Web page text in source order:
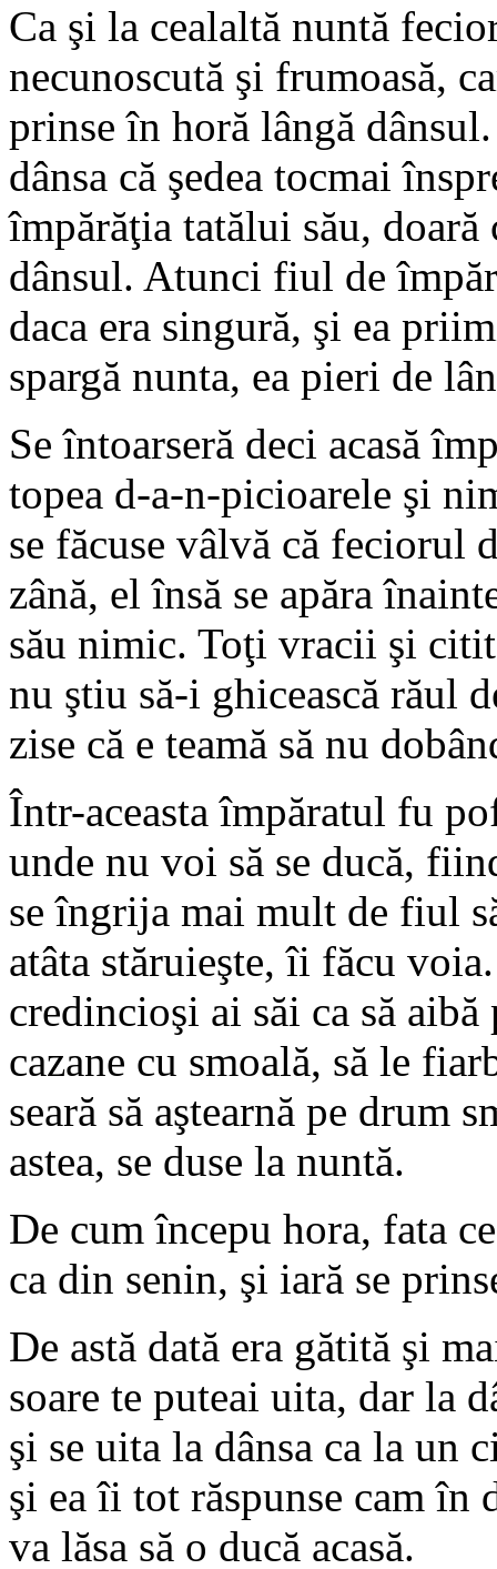
Ca şi la cealaltă nuntă
necunoscută şi frumoasă,
prinse în horă lângă
dânsa că şedea tocmai
împărăţia tatălui său, doară
dânsul. Atunci fiul de
daca era singură, şi ea
spargă nunta, ea pieri de
Se întoarseră deci acasă
topea d-a-n-picioarele şi
se făcuse vâlvă că feciorul
zână, el însă se apăra
său nimic. Toţi vracii şi
nu ştiu să-i ghicească răul
zise că e teamă să nu
Într-aceasta împăratul fu
unde nu voi să se ducă,
se îngrija mai mult de fiul
atâta stăruieşte, îi făcu
credincioşi ai săi ca să
cazane cu smoală, să le
seară să aştearnă pe drum
astea, se duse la nuntă.
De cum începu hora, fata
ca din senin, şi iară se
De astă dată era gătită şi
soare te puteai uita, dar la
şi se uita la dânsa ca la un
şi ea îi tot răspunse cam în
va lăsa să o ducă acasă.